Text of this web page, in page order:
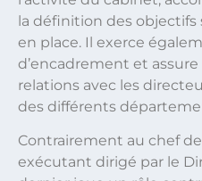
la définition des
en place. Il exerce
d’encadrement et
relations avec les
des différents
Contrairement au chef
exécutant dirigé par le